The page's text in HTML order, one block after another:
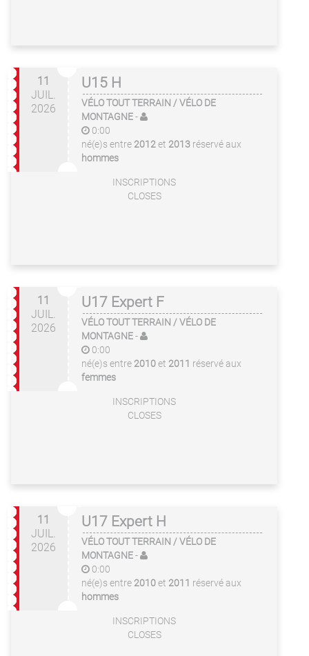
11
JUIL.
2026
U15 H
VÉLO TOUT TERRAIN / VÉLO DE
MONTAGNE-
0:00
né(e)s entre 2012et 2013 réservé aux
hommes
INSCRIPTIONS
CLOSES
11
JUIL.
2026
U17 Expert F
VÉLO TOUT TERRAIN / VÉLO DE
MONTAGNE-
0:00
né(e)s entre 2010et 2011 réservé aux
femmes
INSCRIPTIONS
CLOSES
11
JUIL.
2026
U17 Expert H
VÉLO TOUT TERRAIN / VÉLO DE
MONTAGNE-
0:00
né(e)s entre 2010et 2011 réservé aux
hommes
INSCRIPTIONS
CLOSES